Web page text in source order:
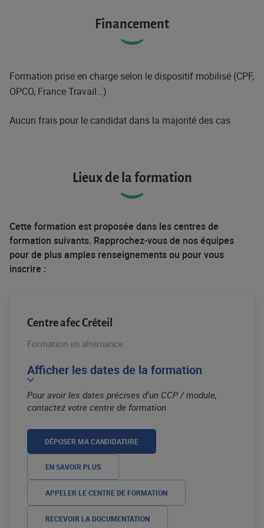
Financement
Formation prise en charge selon le dispositif mobilisé (CPF,
OPCO, France Travail…)
Aucun frais pour le candidat dans la majorité des cas
Lieux de la formation
Cette formation est proposée dans les centres de
formation suivants. Rapprochez-vous de nos équipes
pour de plus amples renseignements ou pour vous
inscrire :
Centre afec Créteil
Formation en alternance
Afficher les dates de la formation
Pour avoir les dates précises d'un CCP / module,
contactez votre centre de formation
DÉPOSER MA CANDIDATURE
EN SAVOIR PLUS
APPELER LE CENTRE DE FORMATION
RECEVOIR LA DOCUMENTATION